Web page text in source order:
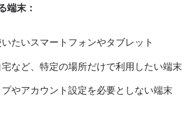
端末：
たいスマートフォンやタブレット
など、特定の場所だけで利用したい端末
やアカウント設定を必要としない端末